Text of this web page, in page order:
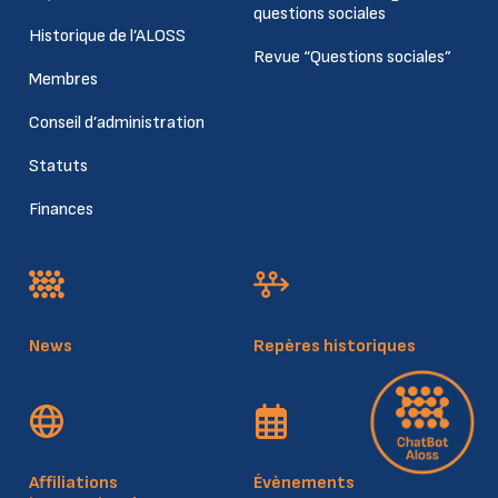
Historique de l’ALOSS
Membres
Conseil d’administration
Statuts
Finances
questions sociales
Revue “Questions sociales”
News Repères historiques
Affiliations
Évènements